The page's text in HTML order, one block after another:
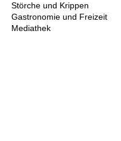
Störche und Krippen
Gastronomie und Freizeit
Mediathek